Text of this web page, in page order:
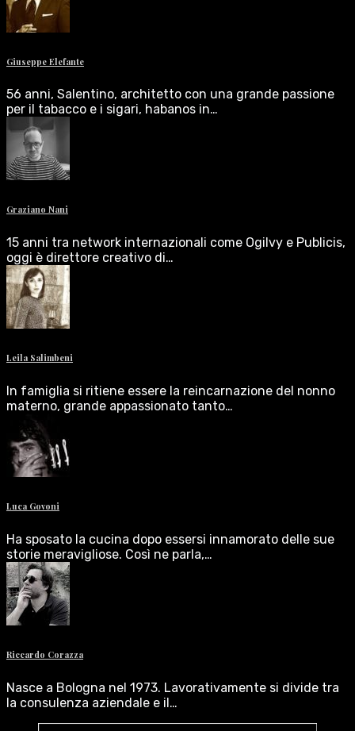
Giuseppe Elefante
56 anni, Salentino, architetto con una grande passione
per il tabacco e i sigari, habanos in…
Graziano Nani
15 anni tra network internazionali come Ogilvy e Publicis,
oggi è direttore creativo di…
Leila Salimbeni
In famiglia si ritiene essere la reincarnazione del nonno
materno, grande appassionato tanto…
Luca Govoni
Ha sposato la cucina dopo essersi innamorato delle sue
storie meravigliose. Così ne parla,…
Riccardo Corazza
Nasce a Bologna nel 1973. Lavorativamente si divide tra
la consulenza aziendale e il…